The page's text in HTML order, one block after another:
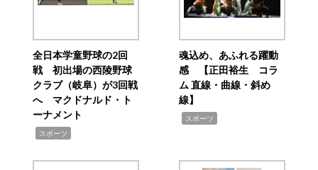
全日本学童野球の2回
戦 初出場の西陵野球
クラブ（岐阜）が3回戦
へ マクドナルド・ト
ーナメント
スポーツ
魂込め、あふれる躍動
感 【正田裕生 コラ
ム 直線・曲線・斜め
線】
スポーツ